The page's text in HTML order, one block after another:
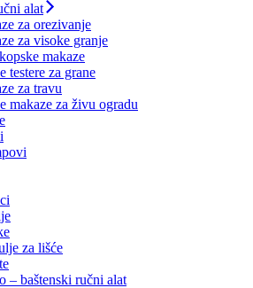
alat
za orezivanje
za visoke granje
makaze
testere za grane
za travu
makaze za živu ogradu
za lišće
– baštenski ručni alat